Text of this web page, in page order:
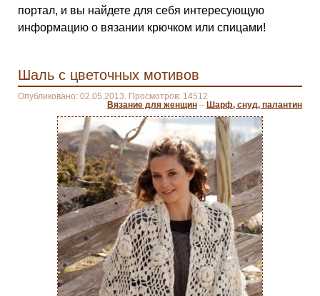
портал, и вы найдете для себя интересующую
информацию о вязании крючком или спицами!
Шаль с цветочных мотивов
Опубликовано: 02.05.2013. Просмотров: 14512
Вязание для женщин – Шарф, снуд, палантин